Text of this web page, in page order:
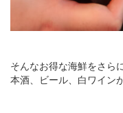
そんなお得な海鮮をさら
本酒、ビール、白ワイン